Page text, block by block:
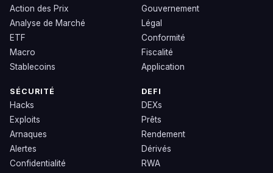
Action des Prix
Analyse de Marché
ETF
Macro
Stablecoins
Gouvernement
Légal
Conformité
Fiscalité
Application
SÉCURITÉ
Hacks
Exploits
Arnaques
Alertes
Confidentialité
DEFI
DEXs
Prêts
Rendement
Dérivés
RWA